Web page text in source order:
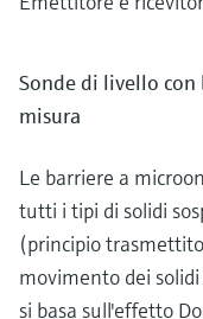
Sonde di livello
misura
Le barriere a
tutti i tipi di solidi
(principio
movimento dei
si basa sull'effetto